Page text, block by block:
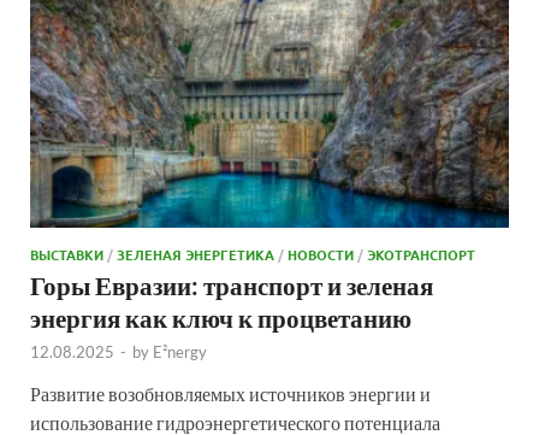
ВЫСТАВКИ /ЗЕЛЕНАЯ ЭНЕРГЕТИКА /НОВОСТИ /ЭКОТРАНСПОРТ
Горы Евразии: транспорт и зеленая
энергия как ключ к процветанию
12.08.2025 - by E²nergy
Развитие возобновляемых источников энергии и
использование гидроэнергетического потенциала